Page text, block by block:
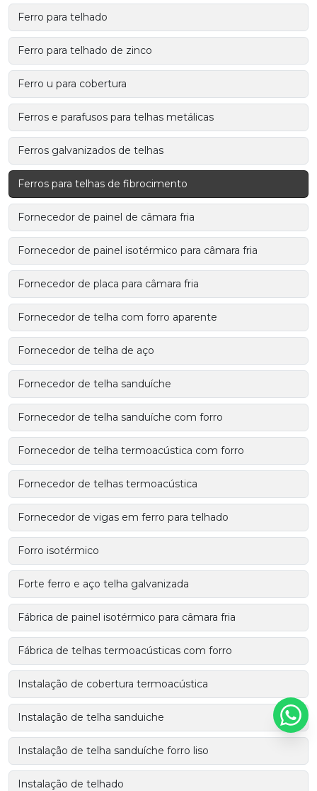
Ferro para telhado
Ferro para telhado de zinco
Ferro u para cobertura
Ferros e parafusos para telhas metálicas
Ferros galvanizados de telhas
Ferros para telhas de fibrocimento
Fornecedor de painel de câmara fria
Fornecedor de painel isotérmico para câmara fria
Fornecedor de placa para câmara fria
Fornecedor de telha com forro aparente
Fornecedor de telha de aço
Fornecedor de telha sanduíche
Fornecedor de telha sanduíche com forro
Fornecedor de telha termoacústica com forro
Fornecedor de telhas termoacústica
Fornecedor de vigas em ferro para telhado
Forro isotérmico
Forte ferro e aço telha galvanizada
Fábrica de painel isotérmico para câmara fria
Fábrica de telhas termoacústicas com forro
Instalação de cobertura termoacústica
Instalação de telha sanduiche
Instalação de telha sanduíche forro liso
Instalação de telhado